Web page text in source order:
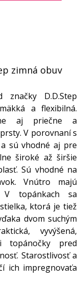
zimná obuv
D.D.Step
a flexibilná.
aj priečne a
V porovnaní s
sú vhodné aj pre
široké až širšie
Sú vhodné na
Vnútro majú
V topánkach sa
ktorá je tiež
dvom suchým
vyvýšená,
topánočky pred
Starostlivosť a
ich impregnovaťa